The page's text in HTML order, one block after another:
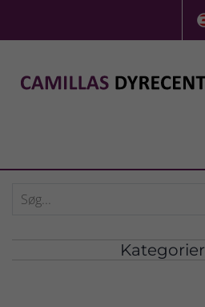
Kategorier